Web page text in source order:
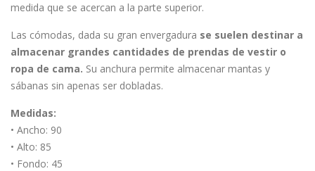
medida que se acercan a la parte superior.
Las cómodas, dada su gran envergadura se suelen destinar a
almacenar grandes cantidades de prendas de vestir o
ropa de cama. Su anchura permite almacenar mantas y
sábanas sin apenas ser dobladas.
Medidas:
• Ancho: 90
• Alto: 85
• Fondo: 45